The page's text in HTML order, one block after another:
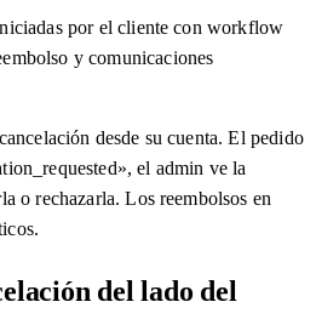
por el cliente con workflow
y comunicaciones
desde su cuenta. El pedido
el admin ve la
o rechazarla. Los reembolsos en
del lado del